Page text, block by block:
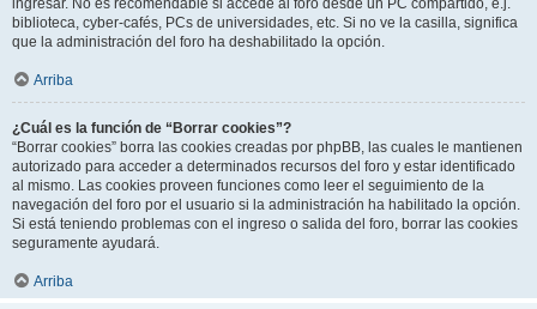
ingresar. No es recomendable si accede al foro desde un PC compartido, e.j.
biblioteca, cyber-cafés, PCs de universidades, etc. Si no ve la casilla, significa
que la administración del foro ha deshabilitado la opción.
Arriba
¿Cuál es la función de “Borrar cookies”?
“Borrar cookies” borra las cookies creadas por phpBB, las cuales le mantienen
autorizado para acceder a determinados recursos del foro y estar identificado
al mismo. Las cookies proveen funciones como leer el seguimiento de la
navegación del foro por el usuario si la administración ha habilitado la opción.
Si está teniendo problemas con el ingreso o salida del foro, borrar las cookies
seguramente ayudará.
Arriba